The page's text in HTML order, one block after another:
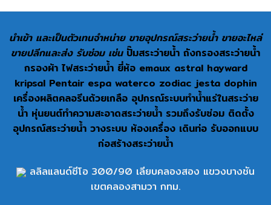
นำเข้า และเป็นตัวเทนจำหน่าย ขายอุปกรณ์สระว่ายน้ำ ขายอะไหล่
ขายปลีกและส่ง รับซ่อม เช่น ปั๊มสระว่ายน้ำ ถังกรองสระว่ายน้ำ
กรองผ้า ไฟสระว่ายน้ำ ยี่ห้อ emaux astral hayward
kripsal Pentair espa waterco zodiac jesta dophin
เครื่องผลิตคลอรีนด้วยเกลือ อุปกรณ์ระบบทำน้ำแร่ในสระว่าย
น้ำ หุ่นยนต์ทำความสะอาดสระว่ายน้ำ รวมถึงรับซ่อม ติดตั้ง
อุปกรณ์สระว่ายน้ำ วางระบบ ห้องเครื่อง เดินท่อ รับออกแบบ
ก่อสร้างสระว่ายน้ำ
ลลิลแลนด์ซีโอ 300/90 เลียบคลองสอง แขวงบางชัน
เขตคลองสามวา กทม.